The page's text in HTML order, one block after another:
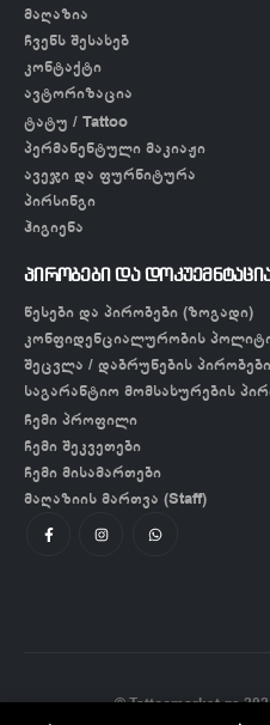
მაღაზია
ჩვენს შესახებ
კონტაქტი
ავტორიზაცია
ტატუ / Tattoo
პერმანენტული მაკიაჟი
ავეჯი და ფურნიტურა
პირსინგი
ჰიგიენა
პირობები და
წესები და პირობები (ზოგადი)
კონფიდენციალურობის
შეცვლა / დაბრუნების პირობები
საგარანტიო მომსახურების
ჩემი პროფილი
ჩემი შეკვეთები
ჩემი მისამართები
მაღაზიის მართვა (Staff)
© Tattoomarket.ge